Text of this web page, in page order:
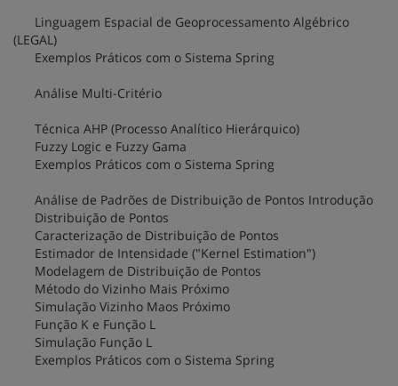
Linguagem Espacial de Geoprocessamento Algébrico
(LEGAL)
Exemplos Práticos com o Sistema Spring
Análise Multi-Critério
Técnica AHP (Processo Analítico Hierárquico)
Fuzzy Logic e Fuzzy Gama
Exemplos Práticos com o Sistema Spring
Análise de Padrões de Distribuição de Pontos Introdução
Distribuição de Pontos
Caracterização de Distribuição de Pontos
Estimador de Intensidade ("Kernel Estimation")
Modelagem de Distribuição de Pontos
Método do Vizinho Mais Próximo
Simulação Vizinho Maos Próximo
Função K e Função L
Simulação Função L
Exemplos Práticos com o Sistema Spring